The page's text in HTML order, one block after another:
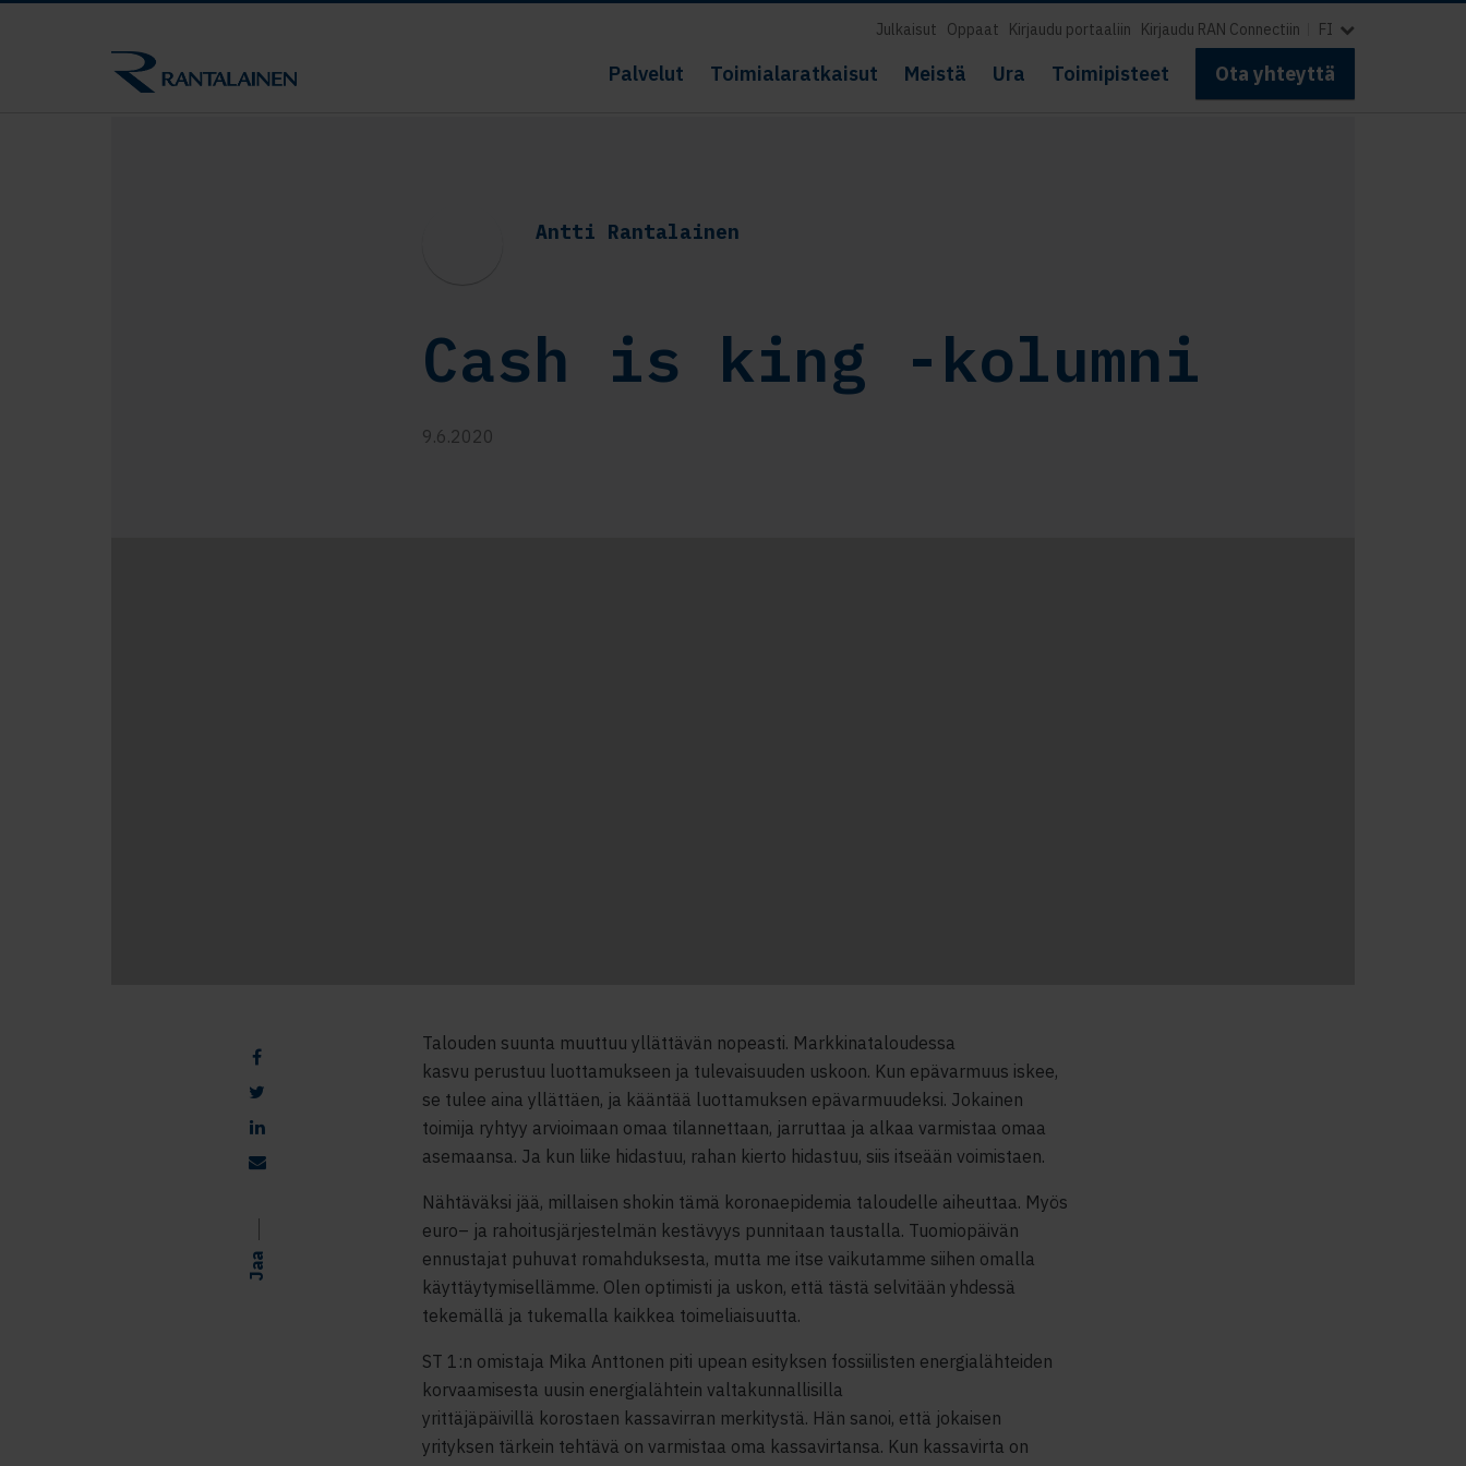
Palvelut Toimialaratkaisut Meistä Ura Toimipisteet Ota yhteyttä
Julkaisut Oppaat Kirjaudu portaaliin Kirjaudu RAN Connectiin FI
Antti Rantalainen
Cash is king -kolumni
9.6.2020
Talouden suunta muuttuu yllättävän nopeasti. Markkinataloudessa
kasvu perustuu luottamukseen ja tulevaisuuden uskoon. Kun epävarmuus iskee,
se tulee aina yllättäen, ja kääntää luottamuksen epävarmuudeksi. Jokainen
toimija ryhtyy arvioimaan omaa tilannettaan, jarruttaa ja alkaa varmistaa omaa
asemaansa. Ja kun liike hidastuu, rahan kierto hidastuu, siis itseään voimistaen.
Nähtäväksi jää, millaisen shokin tämä koronaepidemia taloudelle aiheuttaa. Myös
euro– ja rahoitusjärjestelmän kestävyys punnitaan taustalla. Tuomiopäivän
ennustajat puhuvat romahduksesta, mutta me itse vaikutamme siihen omalla
käyttäytymisellämme. Olen optimisti ja uskon, että tästä selvitään yhdessä
tekemällä ja tukemalla kaikkea toimeliaisuutta.
ST 1:n omistaja Mika Anttonen piti upean esityksen fossiilisten energialähteiden
korvaamisesta uusin energialähtein valtakunnallisilla
yrittäjäpäivillä korostaen kassavirran merkitystä. Hän sanoi, että jokaisen
yrityksen tärkein tehtävä on varmistaa oma kassavirtansa. Kun kassavirta on
Jaa